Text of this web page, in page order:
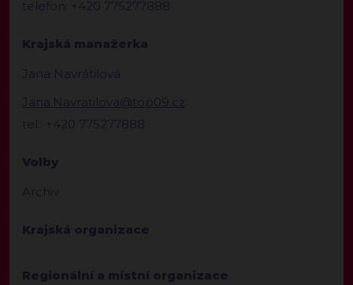
telefon: +420 775277888
Krajská manažerka
Jana Navrátilová
Jana.Navratilova@top09.cz
tel.: +420 775277888
Volby
Archiv
Krajská organizace
Regionální a místní organizace